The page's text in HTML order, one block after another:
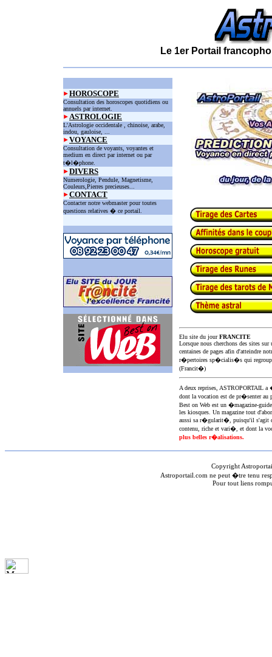
Le 1er Portail
HOROSCOPE
Consultation des horoscopes quotidiens ou
annuels par internet.
ASTROLOGIE
L'Astrologie occidentale , chinoise, arabe,
indou, gauloise, ...
VOYANCE
Consultation de voyants, voyantes et
medium en direct par internet ou par
t�l�phone.
DIVERS
Numerologie, Pendule, Magnetisme,
Couleurs,Pierres precieuses...
CONTACT
Contacter notre webmaster pour toutes
questions relatives � ce portail.
Elu site du jourFRANCITE
Lorsque nous cherchons des sites
centaines de pages afin d'atteindre
r�pertoires sp�cialis�s qui
(Francit�)
A deux reprises,
dont la vocation est de pr�senter au
Best on Web est un �magazine-
les kiosques. Un magazine tout
aussi sa r�gularit�, puisqu'il s'agit
contenu, riche et vari�, et dont la
plus belles r�alisations.
Copyright
Astroportail.com ne peut �tre tenu
Pour tout liens